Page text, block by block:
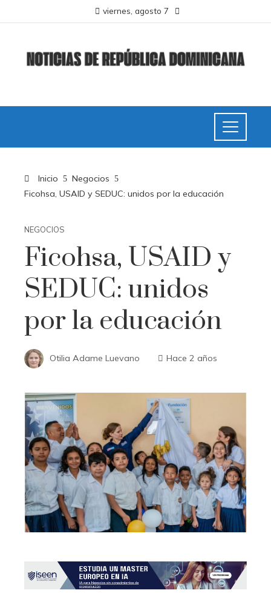
viernes, agosto 7
Inicio
Negocios
Ficohsa, USAID y SEDUC: unidos por la educación
NEGOCIOS
Ficohsa, USAID y
SEDUC: unidos
por la educación
Otilia Adame Luevano Hace 2 años